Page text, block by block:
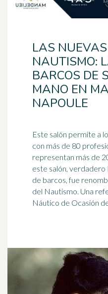
LAS
NAUTISMO:
BARCOS DE
MANO EN
NAPOULE
Este salón permite a
con más de 80
representan más de 200
este salón,
de barcos, fue
del Nautismo. Una
Náutico de Ocasión